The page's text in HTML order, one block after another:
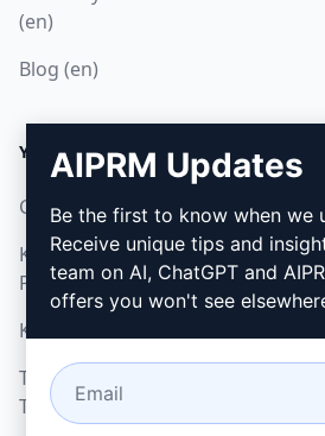
(en)
Blog (en)
YASAL
Gizlilik Politikası (en)
Kabul Edilebilir Kullanım
Politikası (en)
Kullanım Koşulları (en)
Tarayıcı Uzantısı
Terimleri (en)
AIPRM Updates
Be the first to know when we
Receive unique tips and
team on AI, ChatGPT and
offers you won't see